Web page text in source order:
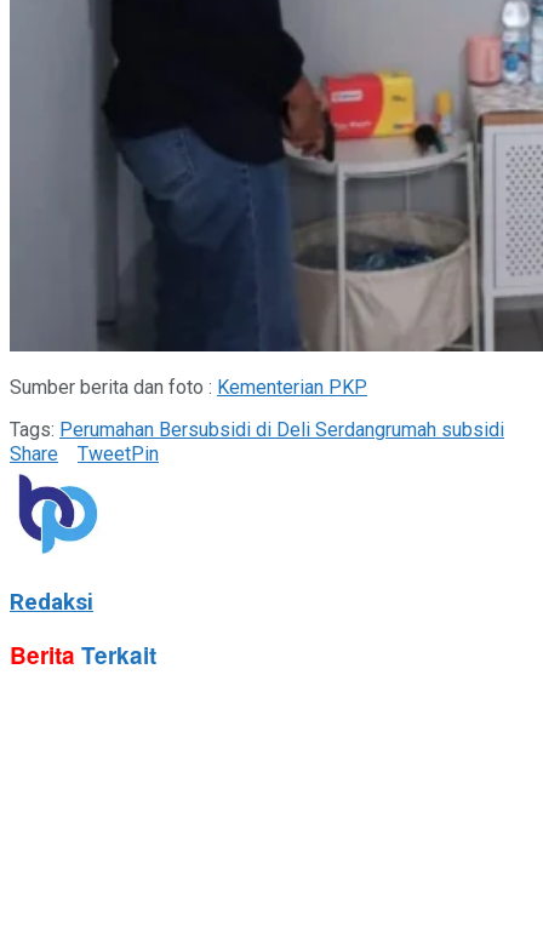
Sumber berita dan foto : Kementerian PKP
Tags: Perumahan Bersubsidi di Deli Serdangrumah subsidi
Share
TweetPin
Redaksi
Berita Terkait